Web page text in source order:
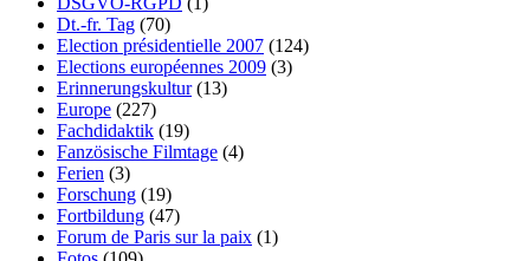
Dt.-fr. Tag (70)
Election présidentielle 2007 (124)
Elections européennes 2009 (3)
Erinnerungskultur(13)
Europe (227)
Fachdidaktik (19)
Fanzösische Filmtage (4)
Ferien (3)
Forschung (19)
Fortbildung (47)
Forum de Paris sur la paix (1)